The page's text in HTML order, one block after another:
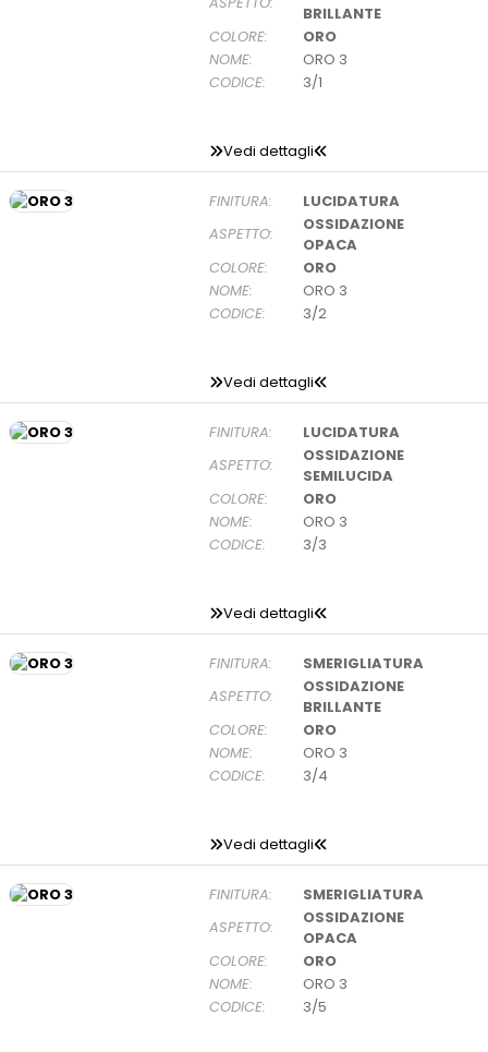
BRILLANTE
COLORE:
ORO
NOME:
ORO 3
CODICE:
3/1
Vedi dettagli
FINITURA:
LUCIDATURA
ASPETTO:
OSSIDAZIONE
OPACA
COLORE:
ORO
NOME:
ORO 3
CODICE:
3/2
Vedi dettagli
FINITURA:
LUCIDATURA
ASPETTO:
OSSIDAZIONE
SEMILUCIDA
COLORE:
ORO
NOME:
ORO 3
CODICE:
3/3
Vedi dettagli
FINITURA:
SMERIGLIATURA
ASPETTO:
OSSIDAZIONE
BRILLANTE
COLORE:
ORO
NOME:
ORO 3
CODICE:
3/4
Vedi dettagli
FINITURA:
SMERIGLIATURA
ASPETTO:
OSSIDAZIONE
OPACA
COLORE:
ORO
NOME:
ORO 3
CODICE:
3/5